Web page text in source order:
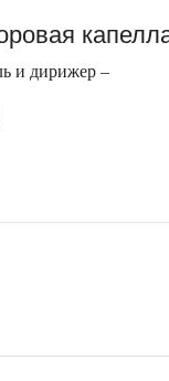
и дирижер –